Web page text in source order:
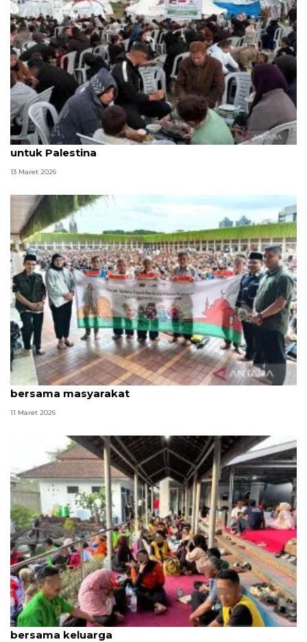
Baznas salurkan 74.228 porsi makanan buka puasa
untuk Palestina
13 Maret 2026
JIEP salurkan 500 paket sembako dan buka puasa
bersama masyarakat
11 Maret 2026
Lapas Tanjungpandan beri WBP buka puasa
bersama keluarga